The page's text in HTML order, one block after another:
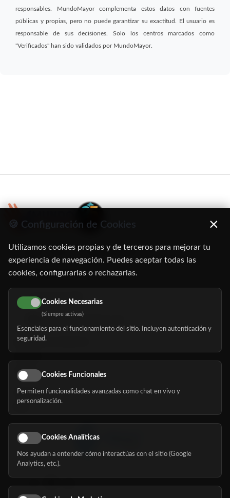
responsables. MundoMayor complementa estos datos con fuentes
públicas y propias, pero no puede garantizar su exactitud. El usuario es
responsable de sus decisiones. Solo los centros marcados como
"Verificados" han sido validados por MundoMayor.
C/ Oruro, 11. 28016 Madrid
91 345 06 26
616 113 103
hola@mundomayor.com
Buscador de residencias
Eventos
Nosotros
Síguenos
🍪 Configuración de Cookies ×
Utilizamos cookies propias y de terceros para mejorar tu
experiencia de navegación. Puedes aceptar todas las
cookies, configurarlas o rechazarlas.
Cookies Necesarias
(Siempre activas)
Esenciales para el funcionamiento del sitio. Incluyen autenticación y
seguridad.
Cookies Funcionales
Permiten funcionalidades avanzadas como chat en vivo y
personalización.
Cookies Analíticas
Nos ayudan a entender cómo interactúas con el sitio (Google
Analytics, etc.).